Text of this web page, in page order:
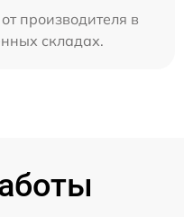
производителя в
складах.